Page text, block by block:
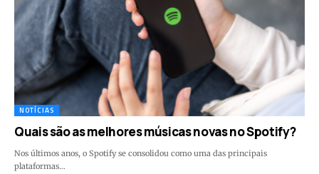
NOTÍCIAS
Quais são as melhores músicas novas no Spotify?
Nos últimos anos, o Spotify se consolidou como uma das principais
plataformas…